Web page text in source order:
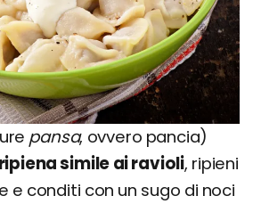
pansa, ovvero pancia)
simile ai ravioli, ripieni
e conditi con un sugo di noci